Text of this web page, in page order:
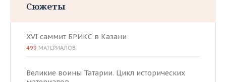
Сюжеты
XVI саммит БРИКС в Казани
499 МАТЕРИАЛОВ
Великие воины Татарии. Цикл исторических